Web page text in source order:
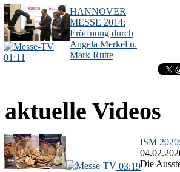
01:11
HANNOVER
MESSE 2014:
Eröffnung durch
Angela Merkel u.
Mark Rutte
aktuelle Videos
03:19
ISM
Die